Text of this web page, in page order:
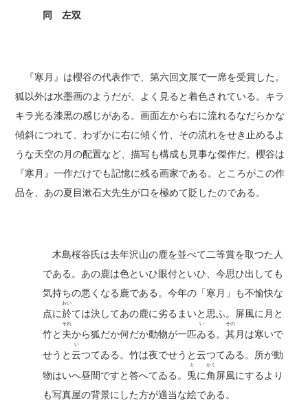
同 左双
『寒月』は櫻谷の代表作で、第六回文展で一席を受賞した。
狐以外は水墨画のようだが、よく見ると着色されている。キラ
キラ光る漆黒の感じがある。画面左から右に流れるなだらかな
傾斜につれて、わずかに右に傾く竹、その流れをせき止めるよ
うな天空の月の配置など、描写も構成も見事な傑作だ。櫻谷は
『寒月』一作だけでも記憶に残る画家である。ところがこの作
品を、あの夏目漱石大先生が口を極めて貶したのである。
木島桜谷氏は去年沢山の鹿を並べて二等賞を取つた人
である。あの鹿は色といひ眼付といひ、今思ひ出しても
気持ちの悪くなる鹿である。今年の「寒月」も不愉快な
点に於
おい
ては決してあの鹿に劣るまいと思ふ。屏風に月と
竹と 夫
それ
から狐だか何だか動物が一匹ゐ
い
る。其
その
月は寒いで
せうと云
い
つてゐる。竹は夜でせうと云つてゐる。所が動
物はいへ昼間ですと答へてゐる。 兎
と
に角
かく
屏風にするより
も写真屋の背景にした方が適当な絵である。